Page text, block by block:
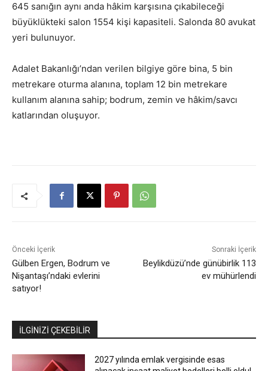
645 sanığın aynı anda hâkim karşısına çıkabileceği
büyüklükteki salon 1554 kişi kapasiteli. Salonda 80 avukat
yeri bulunuyor.
Adalet Bakanlığı’ndan verilen bilgiye göre bina, 5 bin
metrekare oturma alanına, toplam 12 bin metrekare
kullanım alanına sahip; bodrum, zemin ve hâkim/savcı
katlarından oluşuyor.
Önceki İçerik
Gülben Ergen, Bodrum ve
Nişantaşı’ndaki evlerini
satıyor!
Sonraki İçerik
Beylikdüzü’nde günübirlik 113
ev mühürlendi
İLGİNİZİ ÇEKEBİLİR
2027 yılında emlak vergisinde esas